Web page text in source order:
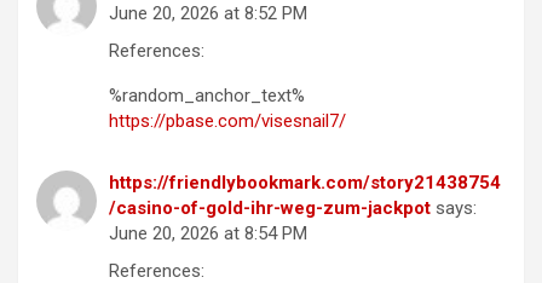
June 20, 2026 at 8:52 PM
References:
%random_anchor_text%
https://pbase.com/visesnail7/
https://friendlybookmark.com/story21438754
/casino-of-gold-ihr-weg-zum-jackpot says:
June 20, 2026 at 8:54 PM
References: